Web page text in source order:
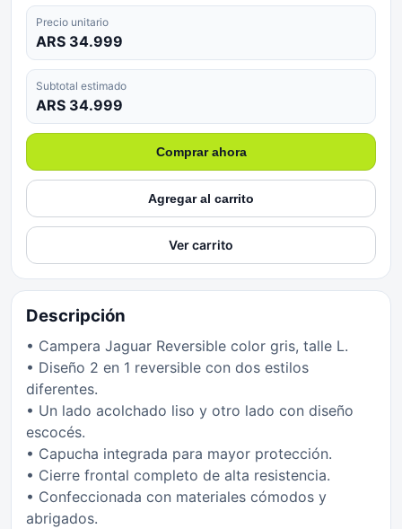
Precio unitario
ARS 34.999
Subtotal estimado
ARS 34.999
Comprar ahora
Agregar al carrito
Ver carrito
Descripción
• Campera Jaguar Reversible color gris, talle L.
• Diseño 2 en 1 reversible con dos estilos
diferentes.
• Un lado acolchado liso y otro lado con diseño
escocés.
• Capucha integrada para mayor protección.
• Cierre frontal completo de alta resistencia.
• Confeccionada con materiales cómodos y
abrigados.